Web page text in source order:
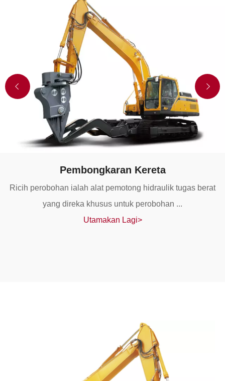
Pembongkaran Kereta
Ricih perobohan ialah alat pemotong hidraulik tugas berat
yang direka khusus untuk perobohan ...
Utamakan Lagi>